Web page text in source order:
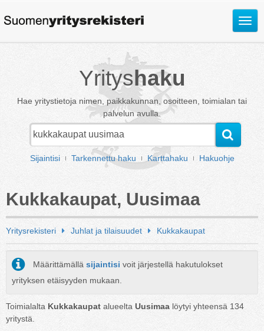
Avaa
Yrityshaku
Hae yritystietoja nimen, paikkakunnan, osoitteen, toimialan tai
palvelun avulla.
Sijaintisi Tarkennettu haku Karttahaku Hakuohje
Kukkakaupat, Uusimaa
Yritysrekisteri Juhlat ja tilaisuudet Kukkakaupat
Määrittämällä sijaintisi voit järjestellä hakutulokset
yrityksen etäisyyden mukaan.
Toimialalta Kukkakaupat alueelta Uusimaa löytyi yhteensä 134
yritystä.